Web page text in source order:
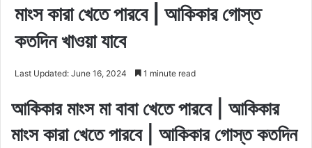
মাংস কারা খেতে পারবে | আকিকার গোস্ত
কতদিন খাওয়া যাবে
Last Updated: June 16, 2024 1 minute read
আকিকার মাংস মা বাবা খেতে পারবে | আকিকার
মাংস কারা খেতে পারবে | আকিকার গোস্ত কতদিন